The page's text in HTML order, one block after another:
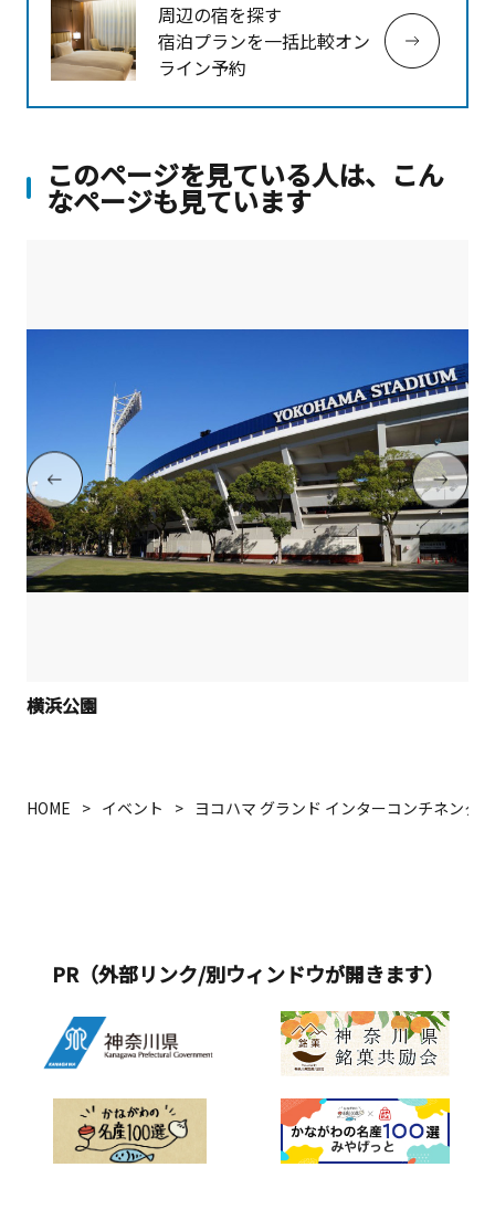
周辺の宿を探す
宿泊プランを一括比較オン
ライン予約
このページを見ている人は、こん
なページも見ています
横浜公園
HOME イベント ヨコハマ グランド インターコンチネン
PR（外部リンク/別ウィンドウが開きます）